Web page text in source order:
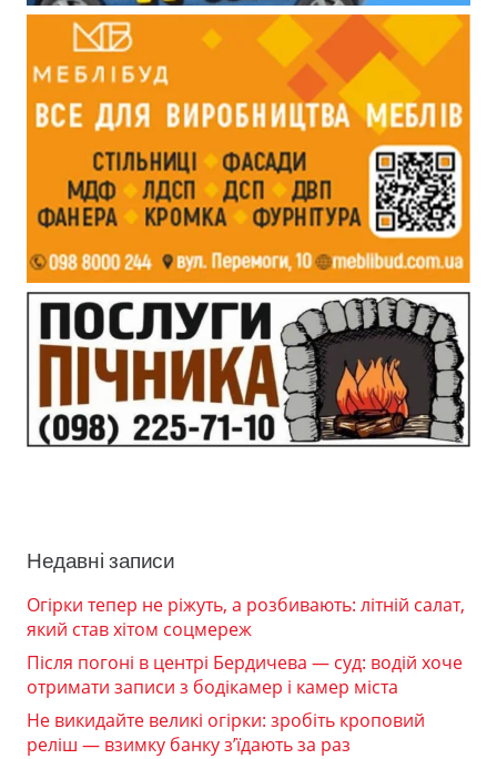
Недавні записи
Огірки тепер не ріжуть, а розбивають: літній салат,
який став хітом соцмереж
Після погоні в центрі Бердичева — суд: водій хоче
отримати записи з бодікамер і камер міста
Не викидайте великі огірки: зробіть кроповий
реліш — взимку банку з’їдають за раз